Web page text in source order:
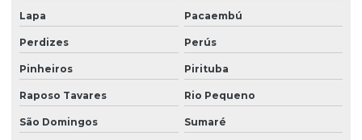
Empresa de auditoria ambiental em são paulo
Empresa de cadri
Empresa de destinação de resíduos
Lapa Pacaembú
Perdizes Perús
Pinheiros Pirituba
Raposo Tavares Rio Pequeno
São Domingos Sumaré